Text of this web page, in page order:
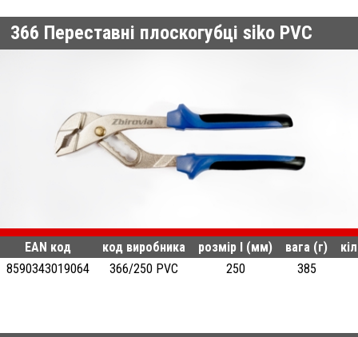
366 Переставні плоскогубці siko PVC
EAN код код виробника розмір l (мм) вага (г)
8590343019064
366/250 PVC 250 385